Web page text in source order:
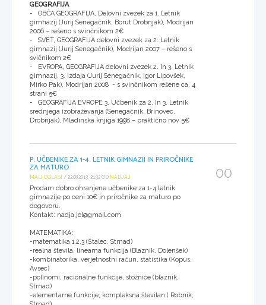
GEOGRAFIJA
- OBČA GEOGRAFIJA, Delovni zvezek za 1. Letnik
gimnazij (Jurij Senegačnik, Borut Drobnjak), Modrijan
2006 – rešeno s svinčnikom 2€
- SVET, GEOGRAFIJA delovni zvezek za 2. Letnik
gimnazij (Jurij Senegačnik), Modrijan 2007 – rešeno s
svičnikom 2€
- EVROPA, GEOGRAFIJA delovni zvezek 2. In 3. Letnik
gimnazij, 3. Izdaja (Jurij Senegačnik, Igor Lipovšek,
Mirko Pak), Modrijan 2008 - s svinčnikom rešene ca. 4
strani 5€
- GEOGRAFIJA EVROPE 3, Učbenik za 2. In 3. Letnik
srednjega izobraževanja (Senegačnik, Brinovec,
Drobnjak), Mladinska knjiga 1998 – praktično nov 5€
P: UČBENIKE ZA 1-4. LETNIK GIMNAZIJ IN PRIROČNIKE
ZA MATURO
MALI OGLASI / 22.08.2013, 21:32 OD NADJAJ
Prodam dobro ohranjene učbenike za 1-4 letnik
gimnazije po ceni 10€ in priročnike za maturo po
dogovoru.
Kontakt: nadja.jel@gmail.com
MATEMATIKA:
-matematika 1,2,3 (Štalec, Strnad)
-realna števila, linearna funkcija (Blaznik, Dolenšek)
-kombinatorika, verjetnostni račun, statistika (Kopus,
Avsec)
-polinomi, racionalne funkcije, stožnice (blaznik,
Strnad)
-elementarne funkcije, kompleksna številan ( Robnik,
00